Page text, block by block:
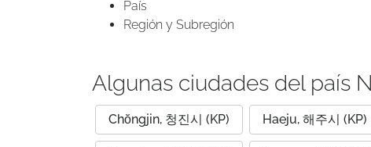
País
Región y Subregión
Algunas ciudades del país
Chŏngjin, 청진시 (KP) Haeju, 해주시 (KP)